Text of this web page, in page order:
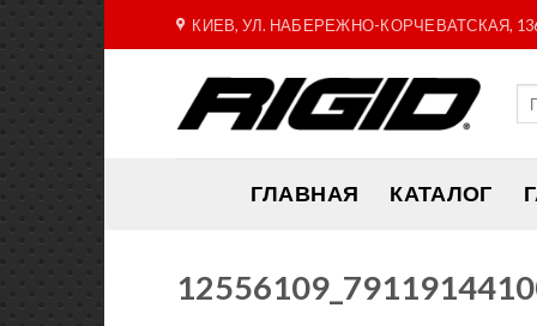
to
КИЕВ, УЛ. НАБЕРЕЖНО-КОРЧЕВАТСКАЯ,
ГЛАВНАЯ КАТАЛОГ